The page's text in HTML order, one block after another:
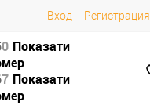
Вход Регистрация
0 Показати
7 Показати